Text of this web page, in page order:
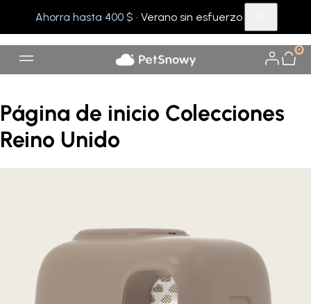
Ahorra hasta 400 $ · Verano sin esfuerzo
0
Página de inicio Colecciones
Reino Unido